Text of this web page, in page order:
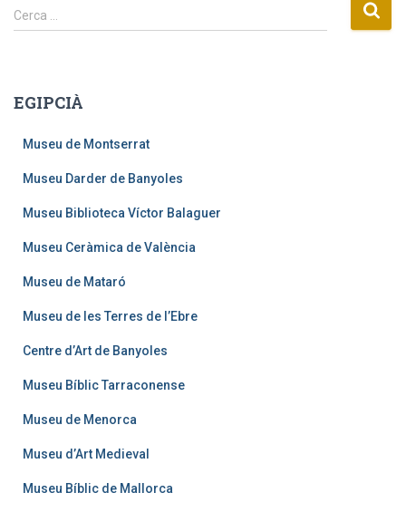
C
e
:
Cerca …
EGIPCIÀ
Museu de Montserrat
Museu Darder de Banyoles
Museu Biblioteca Víctor Balaguer
Museu Ceràmica de València
Museu de Mataró
Museu de les Terres de l’Ebre
Centre d’Art de Banyoles
Museu Bíblic Tarraconense
Museu de Menorca
Museu d’Art Medieval
Museu Bíblic de Mallorca